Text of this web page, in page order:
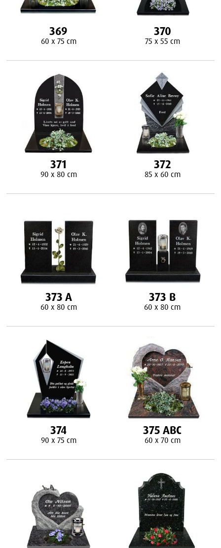
369
60 x 75 cm
370
75 x 55 cm
371
90 x 80 cm
372
85 x 60 cm
373 A
60 x 80 cm
373 B
60 x 80 cm
374
90 x 75 cm
375 ABC
60 x 70 cm